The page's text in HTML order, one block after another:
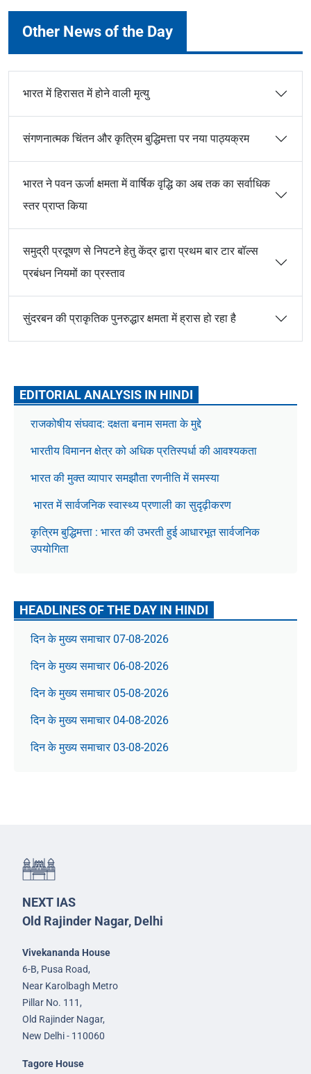
Other News of the Day
भारत में हिरासत में होने वाली मृत्यु
संगणनात्मक चिंतन और कृत्रिम बुद्धिमत्ता पर नया पाठ्यक्रम
भारत ने पवन ऊर्जा क्षमता में वार्षिक वृद्धि का अब तक का सर्वाधिक
स्तर प्राप्त किया
समुद्री प्रदूषण से निपटने हेतु केंद्र द्वारा प्रथम बार टार बॉल्स
प्रबंधन नियमों का प्रस्ताव
सुंदरबन की प्राकृतिक पुनरुद्धार क्षमता में ह्रास हो रहा है
EDITORIAL ANALYSIS IN HINDI
राजकोषीय संघवाद: दक्षता बनाम समता के मुद्दे
भारतीय विमानन क्षेत्र को अधिक प्रतिस्पर्धा की आवश्यकता
भारत की मुक्त व्यापार समझौता रणनीति में समस्या
भारत में सार्वजनिक स्वास्थ्य प्रणाली का सुदृढ़ीकरण
कृत्रिम बुद्धिमत्ता : भारत की उभरती हुई आधारभूत सार्वजनिक
उपयोगिता
HEADLINES OF THE DAY IN HINDI
दिन के मुख्य समाचार 07-08-2026
दिन के मुख्य समाचार 06-08-2026
दिन के मुख्य समाचार 05-08-2026
दिन के मुख्य समाचार 04-08-2026
दिन के मुख्य समाचार 03-08-2026
NEXT IAS
Old Rajinder Nagar, Delhi
Vivekananda House
6-B, Pusa Road,
Near Karolbagh Metro
Pillar No. 111,
Old Rajinder Nagar,
New Delhi - 110060
Tagore House